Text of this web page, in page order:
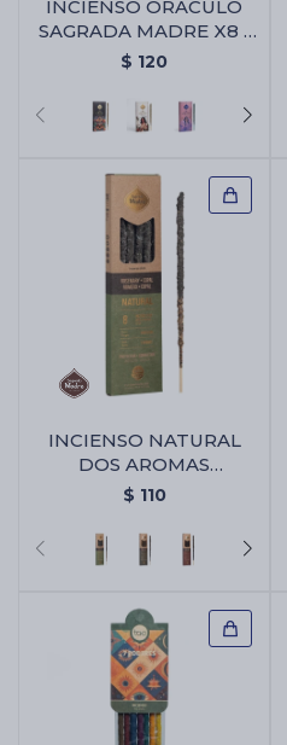
INCIENSO ORACULO
SAGRADA MADRE X8 -
Animales Sagrados
$ 120
INCIENSO NATURAL
DOS AROMAS
SAGRADA MADRE X8 -
$ 110